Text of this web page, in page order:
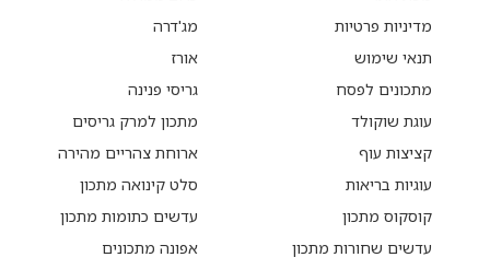
מדיניות פרטיות
תנאי שימוש
מתכונים לפסח
עוגת שוקולד
קציצות עוף
עוגיות בריאות
קוסקוס מתכון
עדשים שחורות מתכון
מג'דרה
אורז
גריסי פנינה
מתכון למרק גריסים
ארוחת צהריים מהירה
סלט קינואה מתכון
עדשים כתומות מתכון
אפונה מתכונים